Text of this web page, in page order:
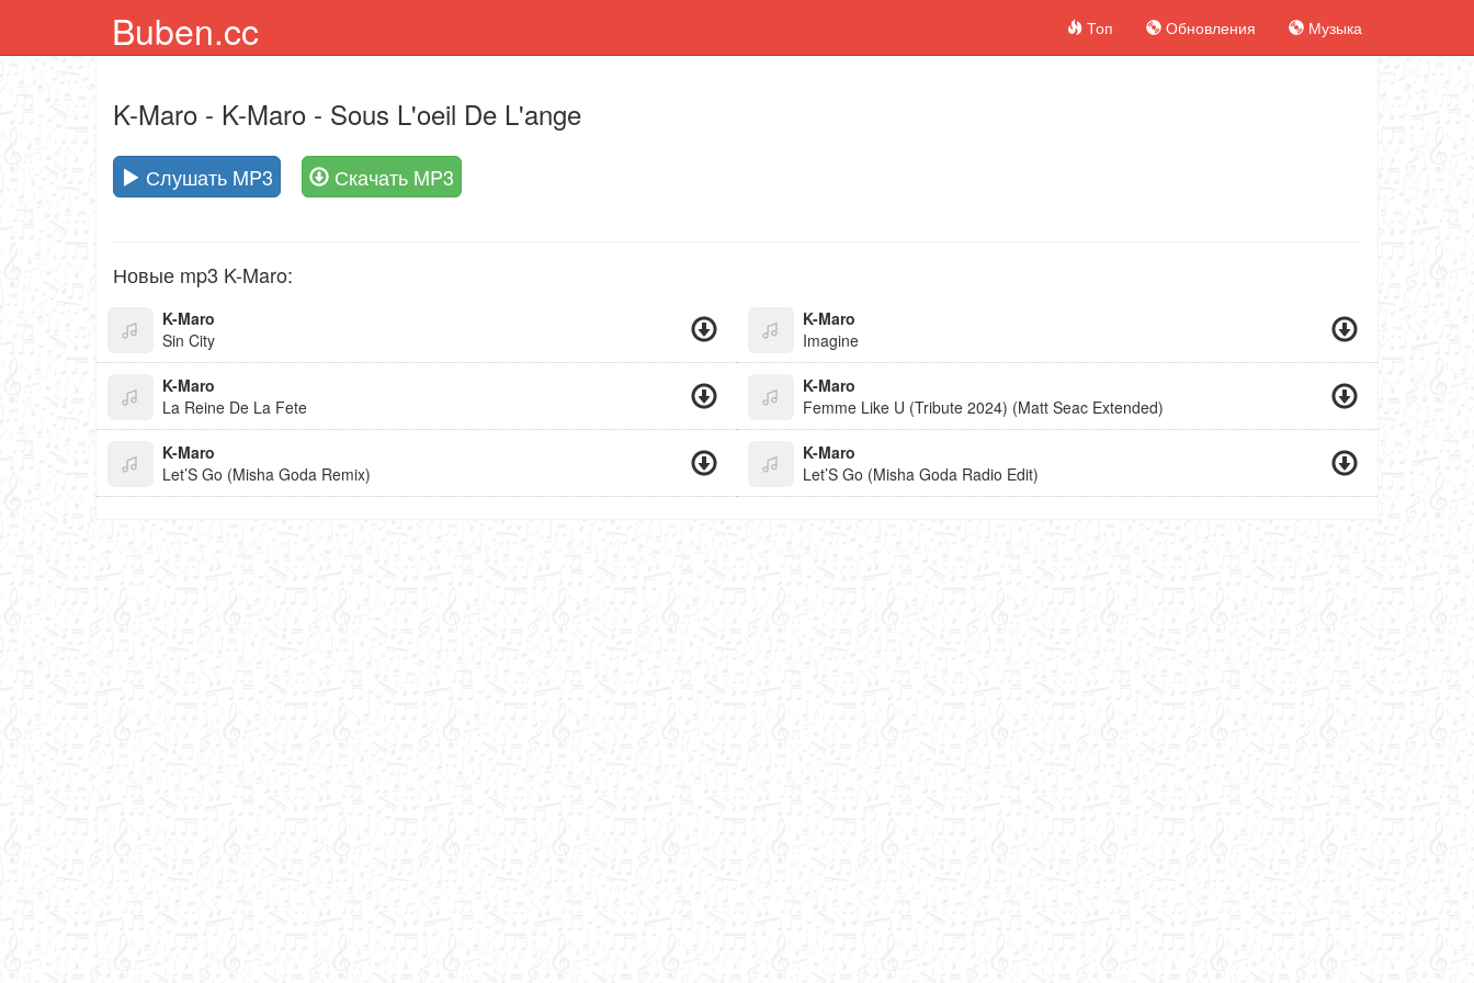
Buben.cc Топ Обновления Музыка
K-Maro - K-Maro - Sous L'oeil De L'ange
Слушать MP3 Скачать MP3
Новые mp3 K-Maro:
K-Maro
Sin City
K-Maro
Imagine
K-Maro
La Reine De La Fete
K-Maro
Femme Like U (Tribute 2024) (Matt Seac Extended)
K-Maro
Let’S Go (Misha Goda Remix)
K-Maro
Let’S Go (Misha Goda Radio Edit)